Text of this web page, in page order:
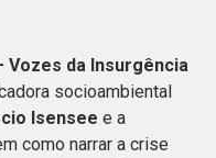
Vozes da Insurgência
socioambiental
Isensee e a
como narrar a crise